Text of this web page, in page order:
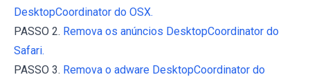
DesktopCoordinator do OSX.
PASSO 2. Remova os anúncios DesktopCoordinator do
Safari.
PASSO 3. Remova o adware DesktopCoordinator do